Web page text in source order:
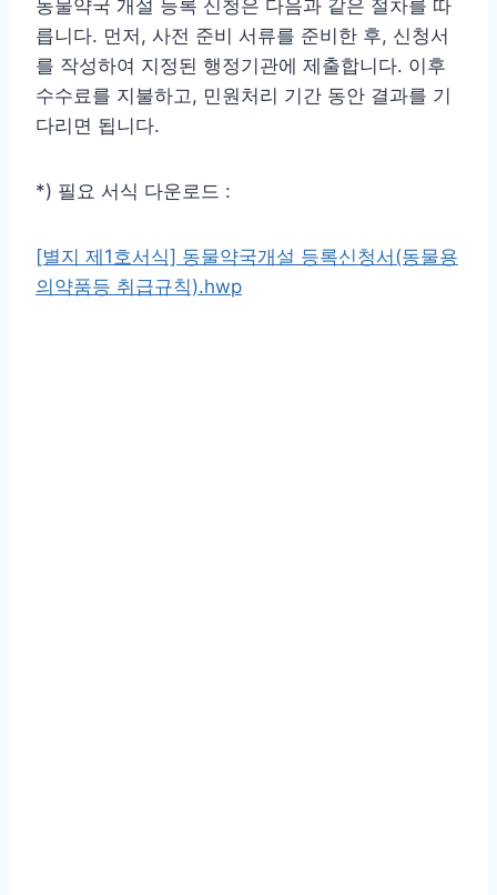
동물약국 개설 등록 신청은 다음과 같은 절차를 따
릅니다. 먼저, 사전 준비 서류를 준비한 후, 신청서
를 작성하여 지정된 행정기관에 제출합니다. 이후
수수료를 지불하고, 민원처리 기간 동안 결과를 기
다리면 됩니다.
*) 필요 서식 다운로드 :
[별지 제1호서식] 동물약국개설 등록신청서(동물용
의약품등 취급규칙).hwp